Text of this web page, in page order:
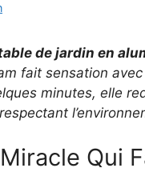
de jardin en
fait sensation
minutes, elle
Qui